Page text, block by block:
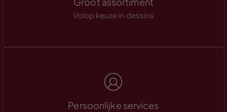
Volop keuze in dessins
Persoonlijke services